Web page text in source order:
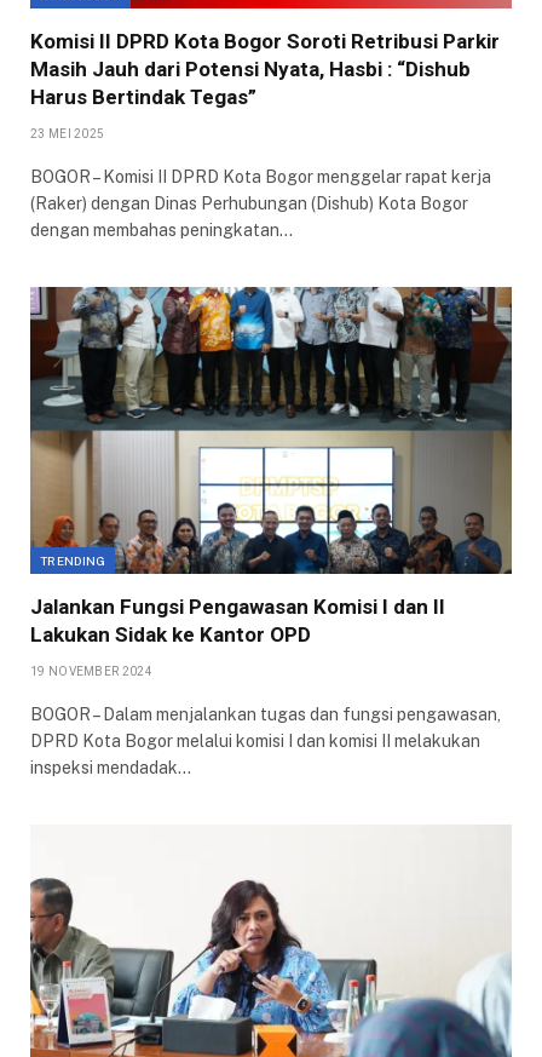
Komisi II DPRD Kota Bogor Soroti Retribusi Parkir
Masih Jauh dari Potensi Nyata, Hasbi : “Dishub
Harus Bertindak Tegas”
23 MEI 2025
BOGOR – Komisi II DPRD Kota Bogor menggelar rapat kerja
(Raker) dengan Dinas Perhubungan (Dishub) Kota Bogor
dengan membahas peningkatan…
TRENDING
Jalankan Fungsi Pengawasan Komisi I dan II
Lakukan Sidak ke Kantor OPD
19 NOVEMBER 2024
BOGOR – Dalam menjalankan tugas dan fungsi pengawasan,
DPRD Kota Bogor melalui komisi I dan komisi II melakukan
inspeksi mendadak…